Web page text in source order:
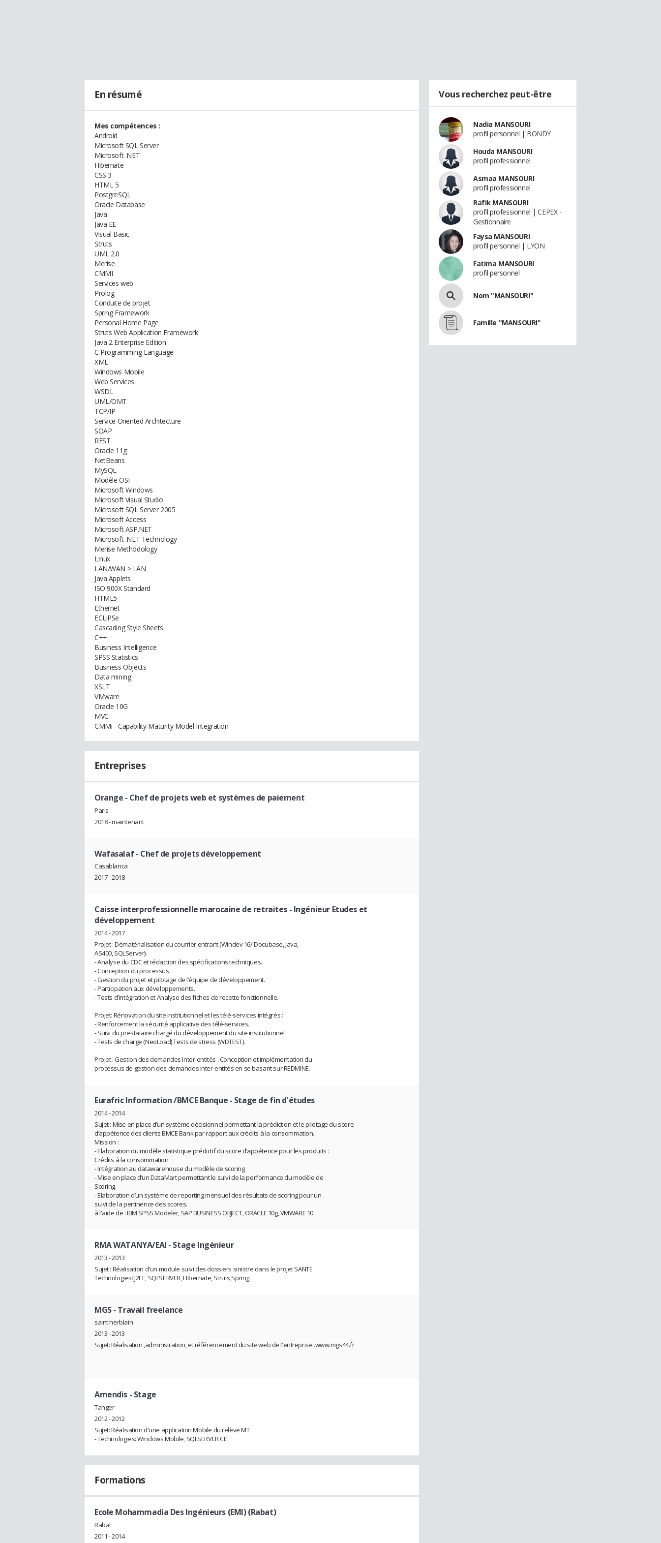
En résumé
Mes compétences :
Android
Microsoft SQL Server
Microsoft .NET
Hibernate
CSS 3
HTML 5
PostgreSQL
Oracle Database
Java
Java EE
Visual Basic
Struts
UML 2.0
Merise
CMMI
Services web
Prolog
Conduite de projet
Spring Framework
Personal Home Page
Struts Web Application Framework
Java 2 Enterprise Edition
C Programming Language
XML
Windows Mobile
Web Services
WSDL
UML/OMT
TCP/IP
Service Oriented Architecture
SOAP
REST
Oracle 11g
NetBeans
MySQL
Modèle OSI
Microsoft Windows
Microsoft Visual Studio
Microsoft SQL Server 2005
Microsoft Access
Microsoft ASP.NET
Microsoft .NET Technology
Merise Methodology
Linux
LAN/WAN > LAN
Java Applets
ISO 900X Standard
HTML5
Ethernet
ECLiPSe
Cascading Style Sheets
C++
Business Intelligence
SPSS Statistics
Business Objects
Data mining
XSLT
VMware
Oracle 10G
MVC
CMMi - Capability Maturity Model Integration
Entreprises
Orange - Chef de projets web et systèmes de paiement
Paris
2018 - maintenant
Wafasalaf- Chef de projets développement
Casablanca
2017 - 2018
Caisse interprofessionnelle marocaine de retraites - Ingénieur Etudes et
développement
2014 - 2017
Projet : Dématérialisation du courrier entrant (Windev 16/ Docubase, Java,
AS400, SQLServer).
- Analyse du CDC et rédaction des spécifications techniques.
- Conception du processus.
- Gestion du projet et pilotage de l’équipe de développement.
- Participation aux développements.
- Tests d’intégration et Analyse des fiches de recette fonctionnelle.
Projet: Rénovation du site institutionnel et les télé-services intégrés :
- Renforcement la sécurité applicative des télé-services.
- Suivi du prestataire chargé du développement du site institutionnel
- Tests de charge (NeoLoad) Tests de stress (WDTEST).
Projet : Gestion des demandes Inter-entités : Conception et implémentation du
processus de gestion des demandes inter-entités en se basant sur REDMINE.
Eurafric Information /BMCE Banque - Stage de fin d'études
2014 - 2014
Sujet : Mise en place d’un système décisionnel permettant la prédiction et le pilotage du score
d’appétence des clients BMCE Bank par rapport aux crédits à la consommation.
Mission :
- Elaboration du modèle statistique prédictif du score d’appétence pour les produits :
Crédits à la consommation
- Intégration au datawarehouse du modèle de scoring
- Mise en place d’un DataMart permettant le suivi de la performance du modèle de
Scoring.
- Elaboration d’un système de reporting mensuel des résultats de scoring pour un
suivi de la pertinence des scores.
à l'aide de : IBM SPSS Modeler, SAP BUSINESS OBJECT, ORACLE 10g, VMWARE 10.
RMA WATANYA/EAI - Stage Ingénieur
2013 - 2013
Sujet : Réalisation d'un module suivi des dossiers sinistre dans le projet SANTE
Technologies: J2EE, SQLSERVER, Hibernate, Struts,Spring.
MGS- Travail freelance
saint herblain
2013 - 2013
Sujet: Réalisation ,administration, et référencement du site web de l'entreprise .www.mgs44.fr
Amendis - Stage
Tanger
2012 - 2012
Sujet: Réalisation d'une application Mobile du relève MT
- Technologies: Windows Mobile, SQLSERVER CE.
Formations
Ecole Mohammadia Des Ingénieurs (EMI) (Rabat)
Rabat
2011 - 2014
Vous recherchez peut-être
Nadia MANSOURI
profil personnel | BONDY
Houda MANSOURI
profil professionnel
Asmaa MANSOURI
profil professionnel
Rafik MANSOURI
profil professionnel | CEPEX -
Gestionnaire
Faysa MANSOURI
profil personnel | LYON
Fatima MANSOURI
profil personnel
Nom "MANSOURI"
Famille "MANSOURI"